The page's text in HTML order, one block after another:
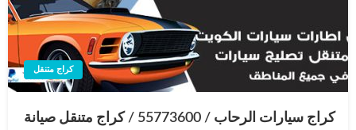
كراج متنقل
كراج سيارات الرحاب / 55773600‬ / كراج متنقل صيانة